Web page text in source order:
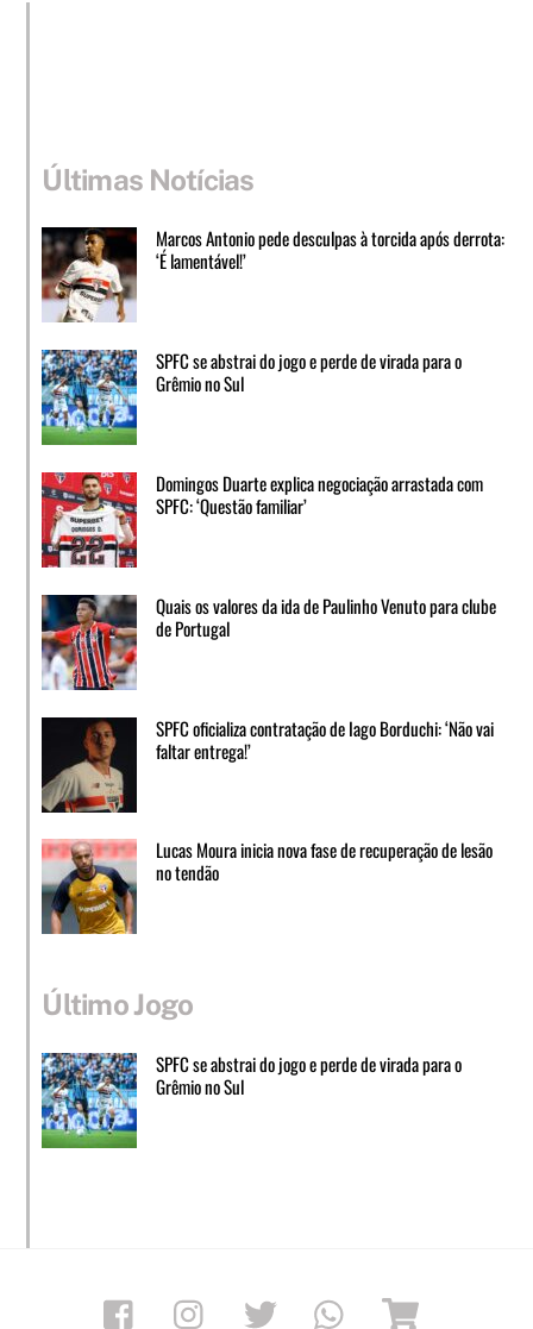
Últimas Notícias
Marcos Antonio pede desculpas à torcida após derrota:
‘É lamentável!’
SPFC se abstrai do jogo e perde de virada para o
Grêmio no Sul
Domingos Duarte explica negociação arrastada com
SPFC: ‘Questão familiar’
Quais os valores da ida de Paulinho Venuto para clube
de Portugal
SPFC oficializa contratação de Iago Borduchi: ‘Não vai
faltar entrega!’
Lucas Moura inicia nova fase de recuperação de lesão
no tendão
Último Jogo
SPFC se abstrai do jogo e perde de virada para o
Grêmio no Sul
Facebook Instagram Twitter Whatsapp